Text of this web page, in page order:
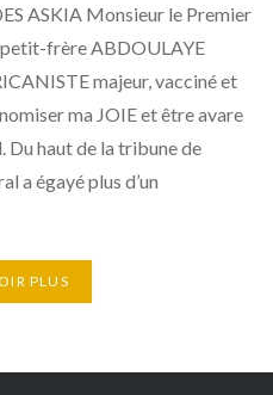
ASKIA Monsieur le Premier
frère ABDOULAYE
majeur, vacciné et
ma JOIE et être avare
Du haut de la tribune de
a égayé plus d’un
PLUS